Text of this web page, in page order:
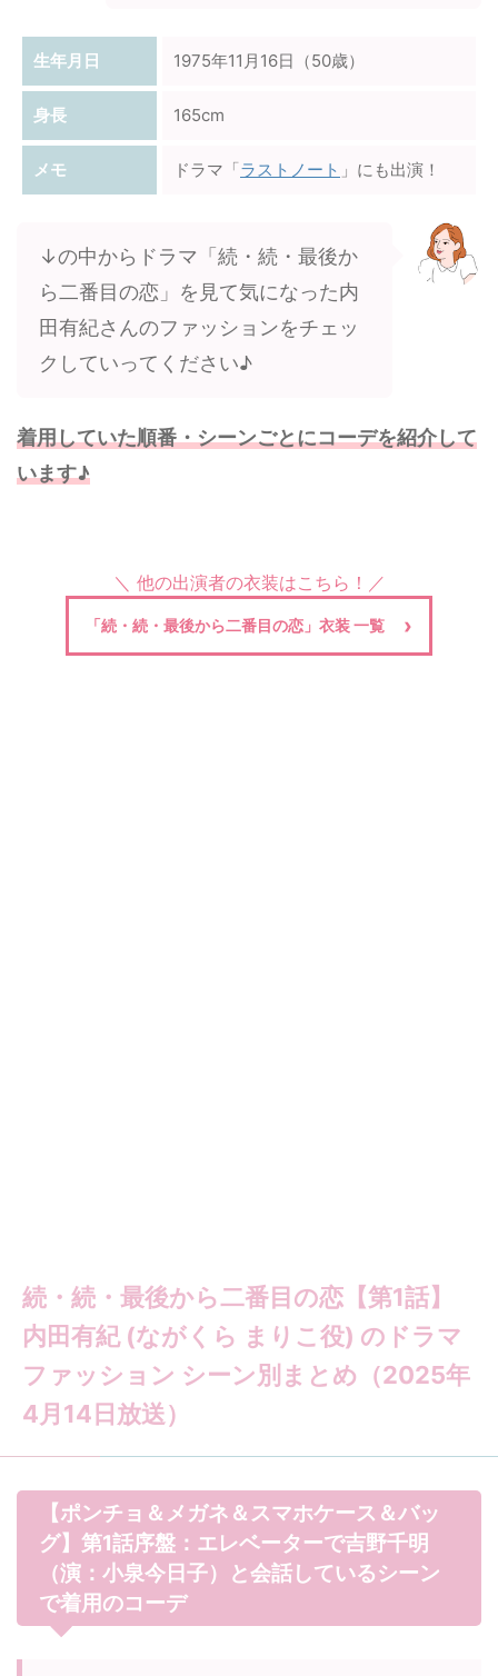
生年月日 1975年11月16日（50歳）
身長 165cm
メモ ドラマ「ラストノート 」にも出演！
↓の中からドラマ「続・続・最後か
ら二番目の恋」を見て気になった内
田有紀さんのファッションをチェッ
クしていってください♪
着用していた順番・シーンごとにコーデを紹介して
います♪
＼ 他の出演者の衣装はこちら！／
「続・続・最後から二番目の恋」衣装 一覧
続・続・最後から二番目の恋【第1話】
内田有紀 (ながくら まりこ役) のドラマ
ファッション シーン別まとめ（2025年
4月14日放送）
【ポンチョ＆メガネ＆スマホケース＆バッ
グ】第1話序盤：エレベーターで吉野千明
（演：小泉今日子）と会話しているシーン
で着用のコーデ